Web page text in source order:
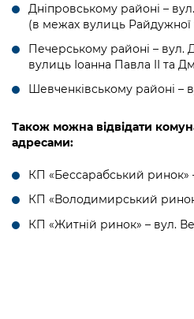
Дніпровському районі –
(в межах вулиць Райдужної
Печерському районі –
вулиць Іоанна Павла II та
Шевченківському районі –
Також можна відвідати
адресами:
КП «Бессарабський ринок»
КП «Володимирський
КП «Житній ринок» – вул.